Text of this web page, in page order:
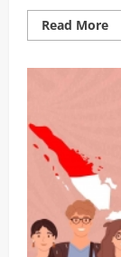
Read More